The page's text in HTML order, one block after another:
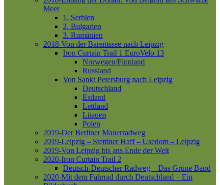
Meer
1. Serbien
2. Bulgarien
3. Rumänien
2018-Von der Barentssee nach Leipzig
Iron Curtain Trail 1 EuroVelo 13
Norwegen/Finnland
Russland
Von Sankt Petersburg nach Leipzig
Deutschland
Estland
Lettland
Litauen
Polen
2019-Der Berliner Mauerradweg
2019-Leipzig – Stettiner Haff – Usedom – Leipzig
2019-Von Leipzig bis ans Ende der Welt
2020-Iron Curtain Trail 2
Deutsch-Deutscher Radweg – Das Grüne Band
2020-Mit dem Fahrrad durch Deutschland – Ein